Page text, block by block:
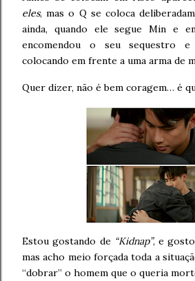
eles, mas o Q se coloca
ainda, quando ele segue Min e
encomendou o seu sequestro
colocando em frente a uma arma de
Quer dizer, não é bem coragem… é
Estou gostando de “Kidnap”, e
mas acho meio forçada toda a
“dobrar” o homem que o queria